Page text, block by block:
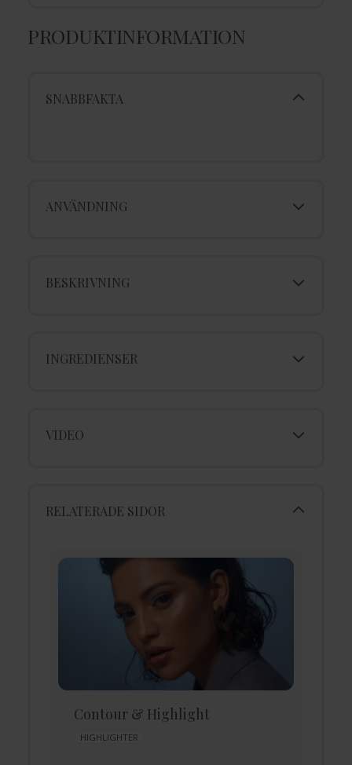
PRODUKTINFORMATION
SNABBFAKTA
ANVÄNDNING
BESKRIVNING
INGREDIENSER
VIDEO
RELATERADE SIDOR
Contour & Highlight
HIGHLIGHTER